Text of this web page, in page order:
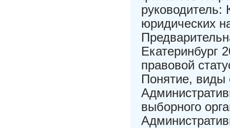
руководитель:
юридических
Екатеринбург
правовой
Понятие, виды
выборного